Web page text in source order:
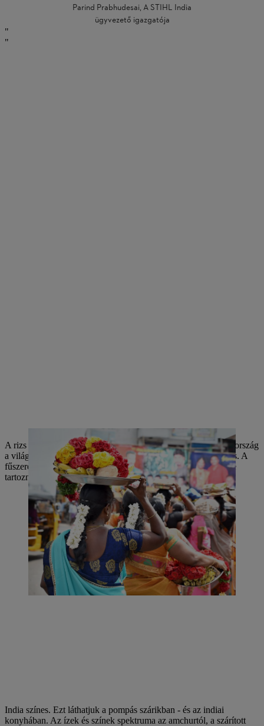
Parind Prabhudesai, A STIHL India
ügyvezető igazgatója
A rizs mellett az Indiában termesztett fő élelmiszer a búza. Az ország
a világ egyik legnagyobb cukornád-, tea- és gyapottermelője is. A
fűszerek szintén a legfontosabb mezőgazdasági termékek közé
tartoznak.
India színes. Ezt láthatjuk a pompás szárikban - és az indiai
konyhában. Az ízek és színek spektruma az amchurtól, a szárított